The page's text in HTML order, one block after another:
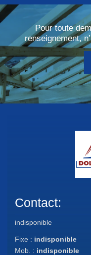
Pour toute
renseignement,
Contact:
indisponible
Fixe : indisponible
Mob. : indisponible